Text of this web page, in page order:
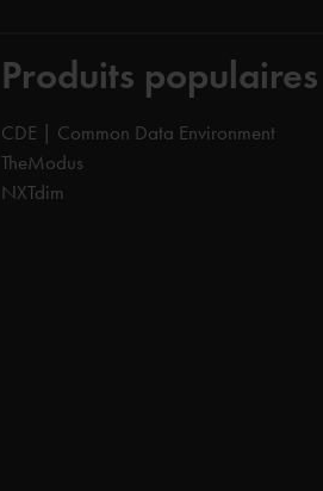
Produits populaires
CDE | Common Data Environment
TheModus
NXTdim